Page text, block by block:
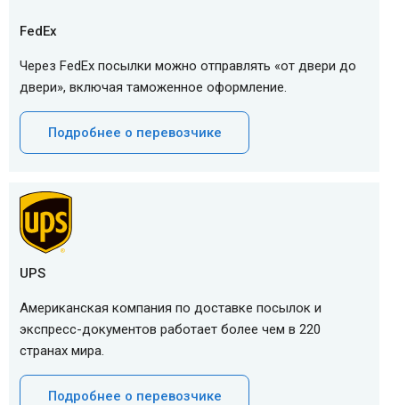
FedEx
Через FedEx посылки можно отправлять «от двери до
двери», включая таможенное оформление.
Подробнее о перевозчике
UPS
Американская компания по доставке посылок и
экспресс-документов работает более чем в 220
странах мира.
Подробнее о перевозчике